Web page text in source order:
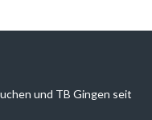
und TB Gingen seit